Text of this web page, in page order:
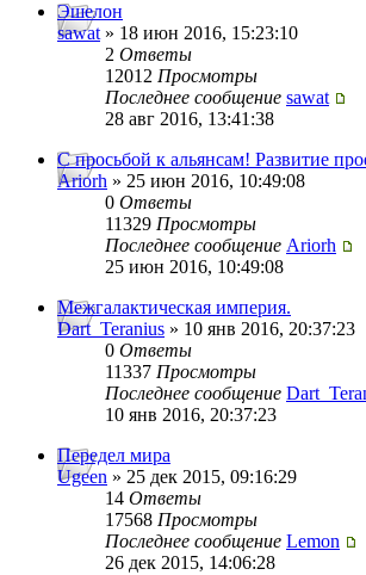
Эшелон
sawat » 18 июн 2016, 15:23:10
2 Ответы
12012 Просмотры
Последнее сообщение sawat
28 авг 2016, 13:41:38
C просьбой к альянсам! Развитие
Ariorh » 25 июн 2016, 10:49:08
0 Ответы
11329 Просмотры
Последнее сообщение Ariorh
25 июн 2016, 10:49:08
Межгалактическая империя.
Dart_Teranius » 10 янв 2016, 20:37:23
0 Ответы
11337 Просмотры
Последнее сообщение
10 янв 2016, 20:37:23
Передел мира
Ugeen » 25 дек 2015, 09:16:29
14 Ответы
17568 Просмотры
Последнее сообщение Lemon
26 дек 2015, 14:06:28